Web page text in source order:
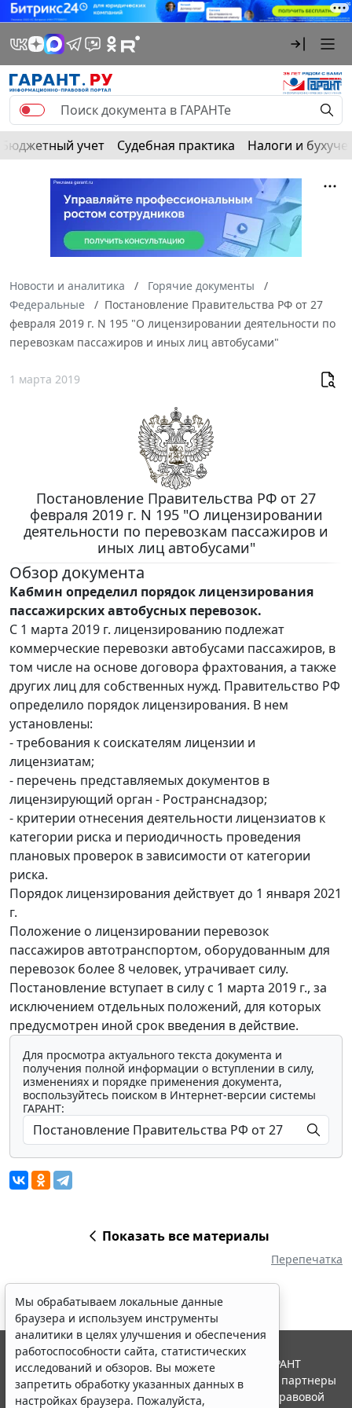
Бюджетный учет Судебная практика Налоги и
Новости и аналитика
Горячие документы
Федеральные
Постановление Правительства РФ от 27
февраля 2019 г. N 195 "О лицензировании деятельности по
перевозкам пассажиров и иных лиц автобусами"
1 марта 2019
Постановление Правительства РФ от 27
февраля 2019 г. N 195 "О лицензировании
деятельности по перевозкам пассажиров и
иных лиц автобусами"
Обзор документа
Кабмин определил порядок лицензирования
пассажирских автобусных перевозок.
С 1 марта 2019 г. лицензированию подлежат
коммерческие перевозки автобусами пассажиров, в
том числе на основе договора фрахтования, а также
других лиц для собственных нужд. Правительство РФ
определило порядок лицензирования. В нем
установлены:
- требования к соискателям лицензии и
лицензиатам;
- перечень представляемых документов в
лицензирующий орган - Ространснадзор;
- критерии отнесения деятельности лицензиатов к
категории риска и периодичность проведения
плановых проверок в зависимости от категории
риска.
Порядок лицензирования действует до 1 января 2021
г.
Положение о лицензировании перевозок
пассажиров автотранспортом, оборудованным для
перевозок более 8 человек, утрачивает силу.
Постановление вступает в силу с 1 марта 2019 г., за
исключением отдельных положений, для которых
предусмотрен иной срок введения в действие.
Для просмотра актуального текста документа и
получения полной информации о вступлении в силу,
изменениях и порядке применения документа,
воспользуйтесь поиском в Интернет-версии системы
ГАРАНТ:
Показать все материалы
Перепечатка
Мы обрабатываем локальные данные
браузера и используем инструменты
аналитики в целях улучшения и обеспечения
работоспособности сайта, статистических
исследований и обзоров. Вы можете
запретить обработку указанных данных в
настройках браузера. Пожалуйста,
© ООО "НПП "ГАРАНТ-СЕРВИС", 2026. Система ГАРАНТ
выпускается с 1990 года. Компания "Гарант" и ее партнеры
являются участниками Российской ассоциации правовой